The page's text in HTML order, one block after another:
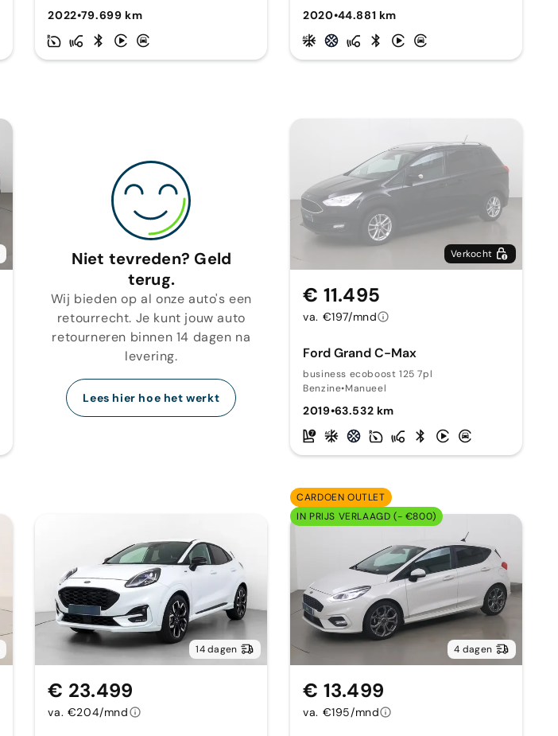
2022•79.699 km 2020•44.881 km
Niet tevreden? Geld
terug.
Wij bieden op al onze auto's een
retourrecht. Je kunt jouw auto
retourneren binnen 14 dagen na
levering.
Lees hier hoe het werkt
Verkocht
Ford Grand C-Max
business ecoboost 125 7pl
Benzine•Manueel
2019•63.532 km
€ 11.495
va. €197/mnd
14 dagen
€ 23.499
va. €204/mnd
CARDOEN OUTLET
IN PRIJS VERLAAGD (- €800)
4 dagen
€ 13.499
va. €195/mnd